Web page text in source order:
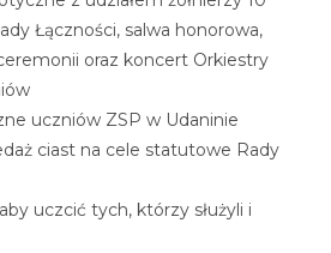
Łączności, salwa honorowa,
oraz koncert Orkiestry
uczniów ZSP w Udaninie
ciast na cele statutowe Rady
uczcić tych, którzy służyli i